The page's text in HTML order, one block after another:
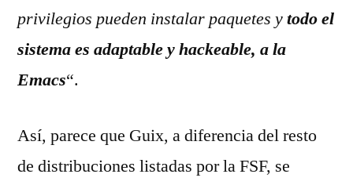
privilegios pueden instalar paquetes ytodo el
sistema es adaptable y hackeable, a la
Emacs“.
Así, parece que Guix, a diferencia del resto
de distribuciones listadas por la FSF, se